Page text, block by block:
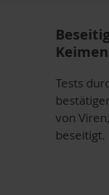
Tests
von
beseitigt.